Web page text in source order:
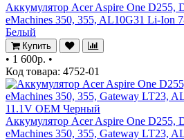
Аккумулятор Acer Aspire One D255,
eMachines 350, 355, AL10G31 Li-Ion
Белый
Купить
• 1 600р. •
Код товара: 4752-01
Аккумулятор Acer Aspire One D255,
eMachines 350, 355, Gateway LT23,